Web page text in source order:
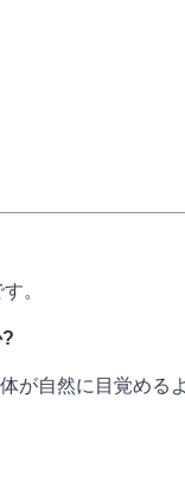
。
が自然に目覚める